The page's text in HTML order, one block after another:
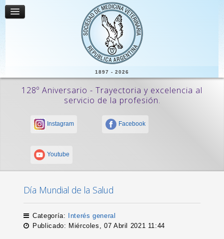
1897 - 2026
128º Aniversario - Trayectoria y excelencia al
servicio de la profesión.
Instagram Facebook
Youtube
Día Mundial de la Salud
Categoría:
Interés general
Publicado: Miércoles, 07 Abril 2021 11:44